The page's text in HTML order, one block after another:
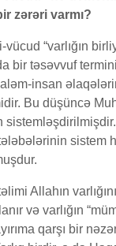
zərəri varmı?
“varlığın
bir təsəvvuf
aləm-insan
Bu düşüncə
sistem
Allahın
və varlığın
qarşı bir